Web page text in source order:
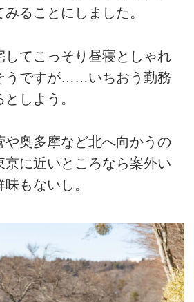
ることにしました。
してこっそり昼寝としゃれ
うですが……いちおう勤務
しよう。
や奥多摩など北へ向かうの
京に近いところなら案外い
もないし。